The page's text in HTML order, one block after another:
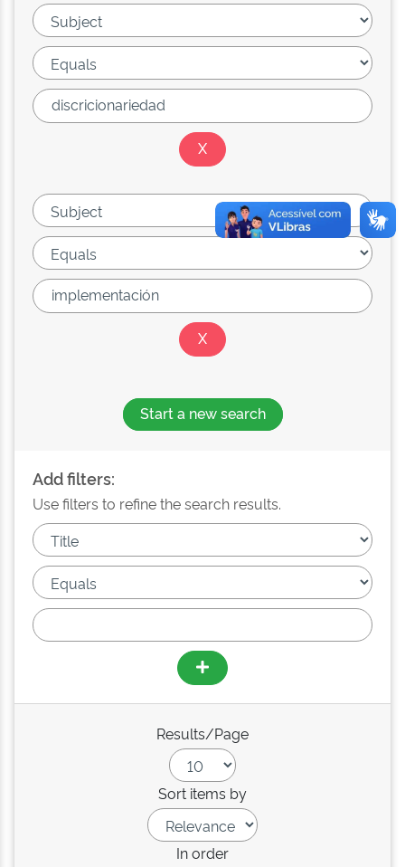
Start a new search
Add filters:
Use filters to refine the search results.
Results/Page
Sort items by
In order